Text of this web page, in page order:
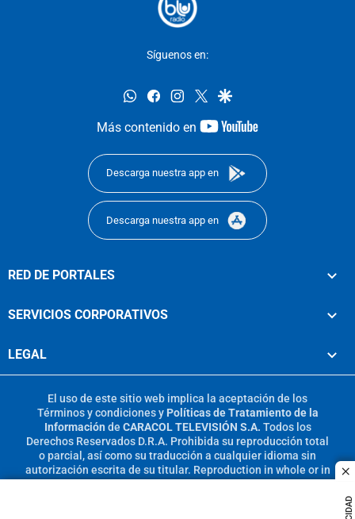
Síguenos en:
whatsappfacebookinstagram
twittergoogle
Más contenido en
youtube-
Descarga nuestra app en
Descarga nuestra app en
RED DE PORTALES
SERVICIOS CORPORATIVOS
LEGAL
El uso de este sitio web implica la aceptación de los
Términos y condicionesy Políticas de Tratamiento de la
Información de CARACOL TELEVISIÓN S.A. Todos los
Derechos Reservados D.R.A. Prohibida su reproducción total
o parcial, así como su traducción a cualquier idioma sin
autorización escrita de su titular. Reproduction in whole or in